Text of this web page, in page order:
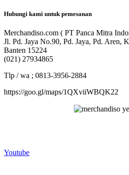
Hubungi kami untuk pemesanan
Merchandiso.com ( PT Panca Mitra
Jl. Pd. Jaya No.90, Pd. Jaya, Pd. Aren,
Banten 15224
(021) 27934865
Tlp / wa ; 0813-3956-2884
https://goo.gl/maps/1QXviiWBQK22
Youtube